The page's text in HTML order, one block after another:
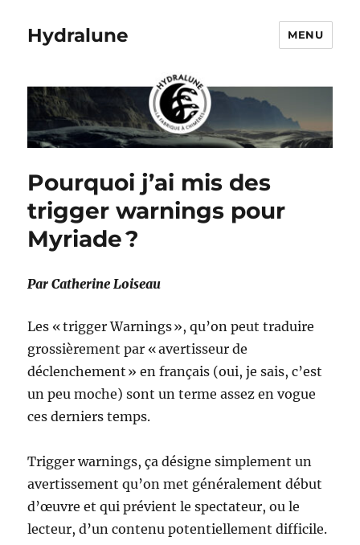
Hydralune MENU
Pourquoi j’ai mis des
trigger warnings pour
Myriade ?
ParCatherine Loiseau
Les « trigger Warnings », qu’on peut traduire
grossièrement par « avertisseur de
déclenchement » en français (oui, je sais, c’est
un peu moche) sont un terme assez en vogue
ces derniers temps.
Trigger warnings, ça désigne simplement un
avertissement qu’on met généralement début
d’œuvre et qui prévient le spectateur, ou le
lecteur, d’un contenu potentiellement difficile.